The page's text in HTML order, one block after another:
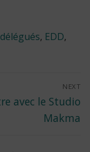
, EDD,
NEXT
avec le Studio
Makma